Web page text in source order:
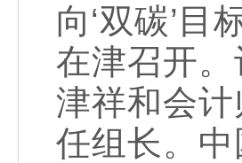
向‘双碳’目
在津召开
津祥和会
任组长。